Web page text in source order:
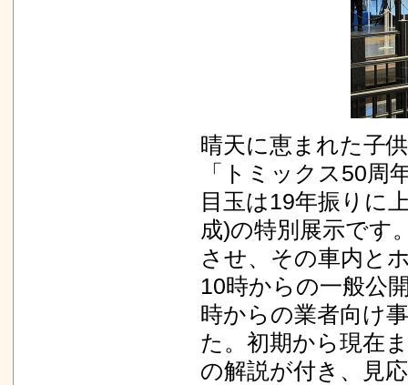
晴天に恵まれた子
「トミックス50周
目玉は19年振りに
成)の特別展示です
させ、その車内と
10時からの一般公
時からの業者向け
た。初期から現在
の解説が付き、見